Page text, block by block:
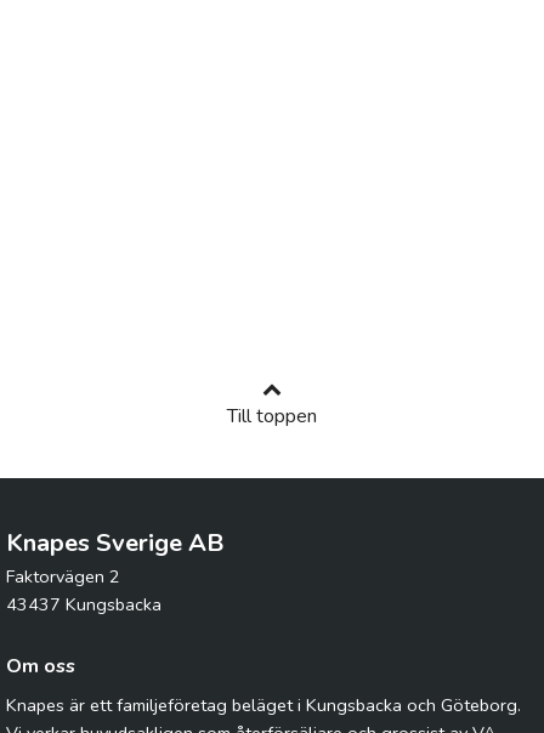
Till toppen
Knapes Sverige AB
Faktorvägen 2
43437 Kungsbacka
Om oss
Knapes är ett familjeföretag beläget i Kungsbacka och Göteborg.